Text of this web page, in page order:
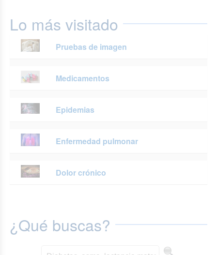
Lo más visitado
Pruebas de imagen
Medicamentos
Epidemias
Enfermedad pulmonar
Dolor crónico
¿Qué buscas?